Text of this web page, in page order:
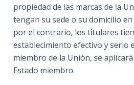
propiedad de las marcas de la
tengan su sede o su domicilio en
por el contrario, los titulares
establecimiento efectivo y serio
miembro de la Unión, se
Estado miembro.